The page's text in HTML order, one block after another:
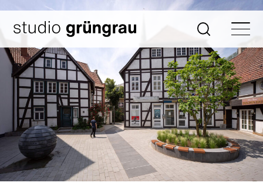
Inhalt
springen
Startseite Suche